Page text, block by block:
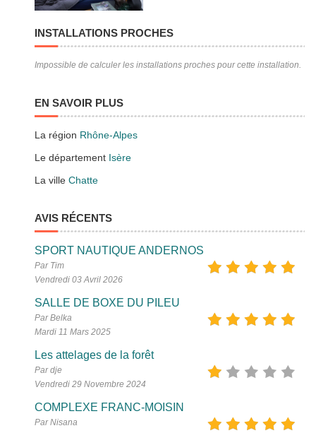
INSTALLATIONS PROCHES
Impossible de calculer les installations proches pour cette installation.
EN SAVOIR PLUS
La région Rhône-Alpes
Le département Isère
La villeChatte
AVIS RÉCENTS
SPORT NAUTIQUE ANDERNOS
Par Tim
Vendredi 03 Avril 2026
SALLE DE BOXE DU PILEU
Par Belka
Mardi 11 Mars 2025
Les attelages de la forêt
Par dje
Vendredi 29 Novembre 2024
COMPLEXE FRANC-MOISIN
Par Nisana